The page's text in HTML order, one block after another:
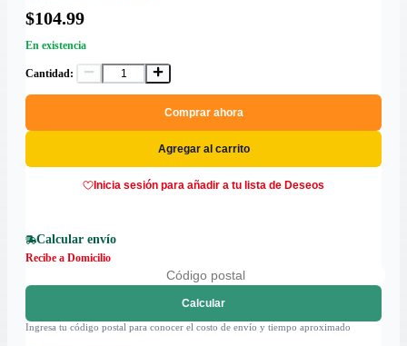
$104.99
En existencia
Cantidad:
Comprar ahora
Agregar al carrito
Inicia sesión para añadir a tu lista de Deseos
Calcular envío
Recibe a Domicilio
Calcular
Ingresa tu código postal para conocer el costo de envío y tiempo aproximado